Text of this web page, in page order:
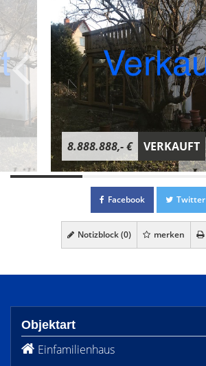
8.888.888,- € VERKAUFT
Facebook Twitter
Notizblock (0) merken
Objektart
Einfamilienhaus